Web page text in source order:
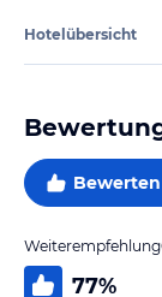
Hotelübersicht
Bewerten
Weiterempfehlung
77%